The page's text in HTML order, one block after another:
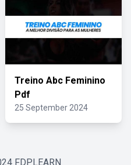
Treino Abc Feminino
Pdf
25 September 2024
FDPLEARN